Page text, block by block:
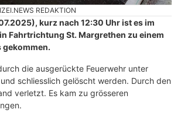
REDAKTION
kurz nach 12:30 Uhr ist es im
Fahrtrichtung St. Margrethen zu einem
gekommen.
die ausgerückte Feuerwehr unter
schliesslich gelöscht werden. Durch den
verletzt. Es kam zu grösseren